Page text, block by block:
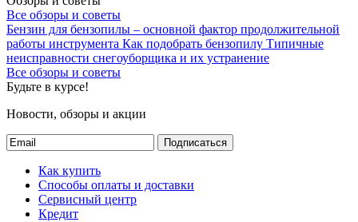
Все обзоры и советы
Бензин для бензопилы – основной фактор продолжительной
работы инструмента Как подобрать бензопилу Типичные
неисправности снегоуборщика и их устранение
Все обзоры и советы
Будьте в курсе!
Новости, обзоры и акции
Подписаться
Как купить
Способы оплаты и доставки
Сервисный центр
Кредит